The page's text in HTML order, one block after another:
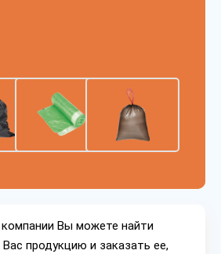
Вы можете найти
продукцию и заказать ее,